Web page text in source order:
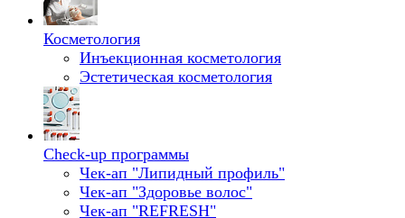
Косметология
Инъекционная косметология
Эстетическая косметология
Check-up программы
Чек-ап "Липидный профиль"
Чек-ап "Здоровье волос"
Чек-ап "REFRESH"